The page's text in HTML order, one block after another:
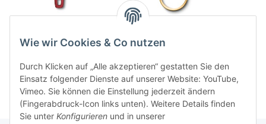
Zackenschliff,
zweischneidig
4,90 CHF*
REX Sparschaeler, gold
Wie wir Cookies & Co nutzen
Durch Klicken auf „Alle akzeptieren“ gestatten Sie den
Einsatz folgender Dienste auf unserer Website: YouTube,
Vimeo. Sie können die Einstellung jederzeit ändern
(Fingerabdruck-Icon links unten). Weitere Details finden
Sie unter Konfigurieren und in unserer